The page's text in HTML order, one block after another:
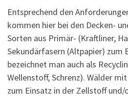
Entsprechend den
kommen hier bei den Decken-
Sorten aus Primär- (Kraftliner,
Sekundärfasern (Altpapier) zum
bezeichnet man auch als
Wellenstoff, Schrenz). Wälder
zum Einsatz in der Zellstoff